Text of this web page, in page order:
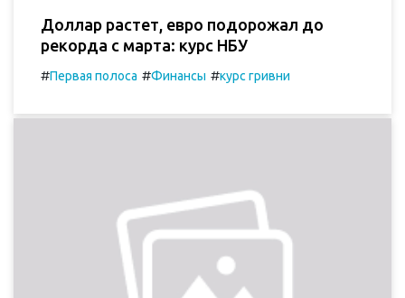
Доллар растет, евро подорожал до
рекорда с марта: курс НБУ
#Первая полоса #Финансы #курс гривни